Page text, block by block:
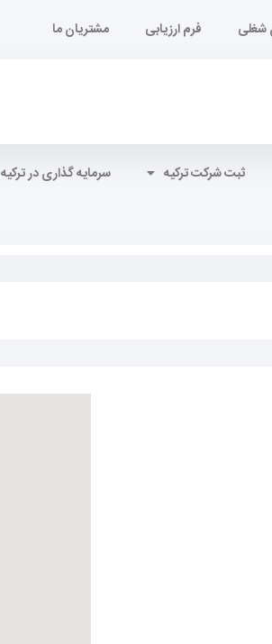
فرم ارزیابی مشتریان ما
ثبت شرکت ترکیه سرمایه گذاری در ترکیه